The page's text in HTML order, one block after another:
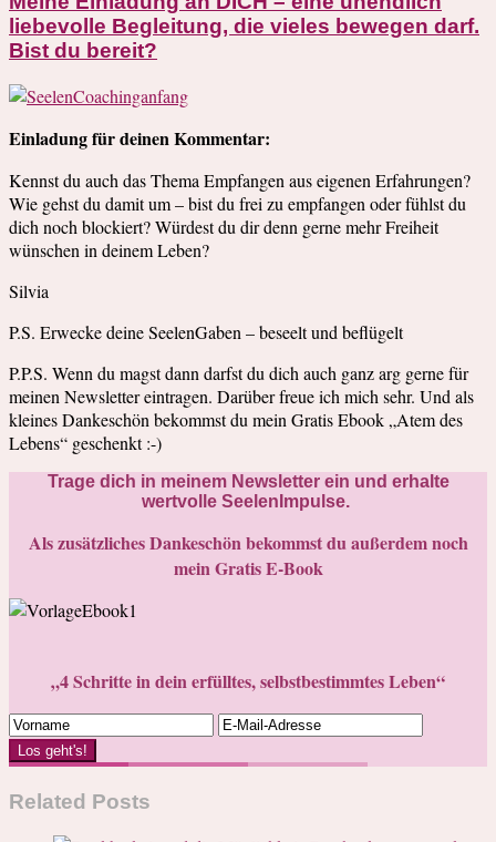
liebevolle Begleitung, die vieles bewegen darf.
Bist du bereit?
Einladung für deinen Kommentar:
Kennst du auch das Thema Empfangen aus eigenen Erfahrungen?
Wie gehst du damit um – bist du frei zu empfangen oder fühlst du
dich noch blockiert? Würdest du dir denn gerne mehr Freiheit
wünschen in deinem Leben?
Silvia
P.S. Erwecke deine SeelenGaben – beseelt und beflügelt
P.P.S. Wenn du magst dann darfst du dich auch ganz arg gerne für
meinen Newsletter eintragen. Darüber freue ich mich sehr. Und als
kleines Dankeschön bekommst du mein Gratis Ebook „Atem des
Lebens“ geschenkt :-)
Trage dich in meinem Newsletter ein und erhalte
wertvolle SeelenImpulse.
Als zusätzliches Dankeschön bekommst du außerdem noch
mein Gratis E-Book
„4 Schritte in dein erfülltes, selbstbestimmtes Leben“
Los geht's!
Related Posts